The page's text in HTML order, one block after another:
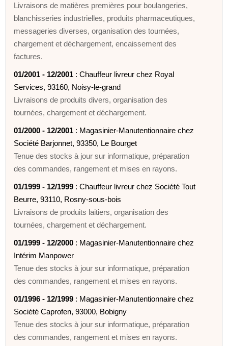
Livraisons de matières premières pour boulangeries,
blanchisseries industrielles, produits pharmaceutiques,
messageries diverses, organisation des tournées,
chargement et déchargement, encaissement des
factures.
01/2001 - 12/2001 : Chauffeur livreur chez Royal
Services, 93160, Noisy-le-grand
Livraisons de produits divers, organisation des
tournées, chargement et déchargement.
01/2000 - 12/2001 : Magasinier-Manutentionnaire chez
Société Barjonnet, 93350, Le Bourget
Tenue des stocks à jour sur informatique, préparation
des commandes, rangement et mises en rayons.
01/1999 - 12/1999 : Chauffeur livreur chez Société Tout
Beurre, 93110, Rosny-sous-bois
Livraisons de produits laitiers, organisation des
tournées, chargement et déchargement.
01/1999 - 12/2000 : Magasinier-Manutentionnaire chez
Intérim Manpower
Tenue des stocks à jour sur informatique, préparation
des commandes, rangement et mises en rayons.
01/1996 - 12/1999 : Magasinier-Manutentionnaire chez
Société Caprofen, 93000, Bobigny
Tenue des stocks à jour sur informatique, préparation
des commandes, rangement et mises en rayons.